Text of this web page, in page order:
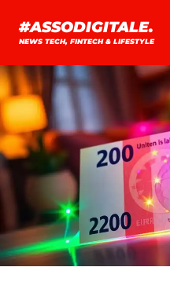
#ASSODIGITALE.
NEWS TECH, FINTECH & LIFESTYLE